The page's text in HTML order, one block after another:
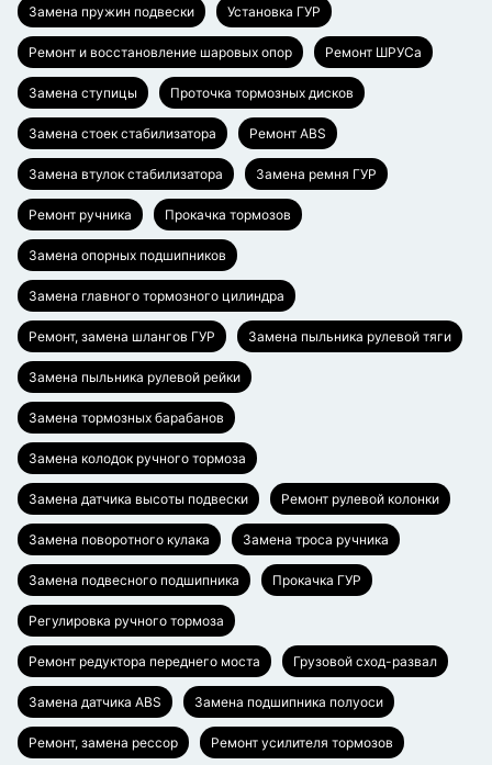
Замена пружин подвески Установка ГУР
Ремонт и восстановление шаровых опор Ремонт ШРУСа
Замена ступицы Проточка тормозных дисков
Замена стоек стабилизатора Ремонт ABS
Замена втулок стабилизатора Замена ремня ГУР
Ремонт ручника Прокачка тормозов
Замена опорных подшипников
Замена главного тормозного цилиндра
Ремонт, замена шлангов ГУР Замена пыльника рулевой тяги
Замена пыльника рулевой рейки
Замена тормозных барабанов
Замена колодок ручного тормоза
Замена датчика высоты подвески Ремонт рулевой колонки
Замена поворотного кулака Замена троса ручника
Замена подвесного подшипника Прокачка ГУР
Регулировка ручного тормоза
Ремонт редуктора переднего моста Грузовой сход-развал
Замена датчика ABS Замена подшипника полуоси
Ремонт, замена рессор Ремонт усилителя тормозов